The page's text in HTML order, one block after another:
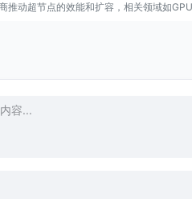
推动超节点的效能和扩容，相关领域如